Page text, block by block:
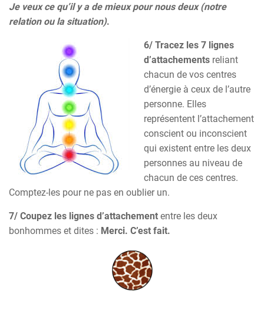
Je veux ce qu’il y a de mieux pour nous deux (notre
relation ou la situation).
6/ Tracez les 7 lignes
d’attachements reliant
chacun de vos centres
d’énergie à ceux de l’autre
personne. Elles
représentent l’attachement
conscient ou inconscient
qui existent entre les deux
personnes au niveau de
chacun de ces centres.
Comptez-les pour ne pas en oublier un.
7/ Coupez les lignes d’attachement entre les deux
bonhommes et dites : Merci. C’est fait.